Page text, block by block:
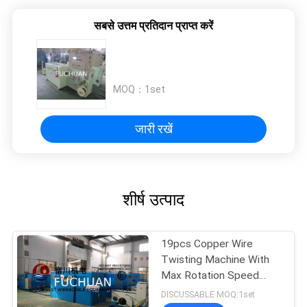
सबसे उत्तम प्रतिदान प्राप्त करें
MOQ： 1set
जारी रखें
शीर्ष उत्पाद
19pcs Copper Wire
Twisting Machine With
Max Rotation Speed
2000rpm / 4000TPM
DISCUSSABLE MOQ:1set